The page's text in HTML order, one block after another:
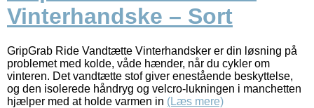
Vinterhandske – Sort
GripGrab Ride Vandtætte Vinterhandsker er din løsning på
problemet med kolde, våde hænder, når du cykler om
vinteren. Det vandtætte stof giver enestående beskyttelse,
og den isolerede håndryg og velcro-lukningen i manchetten
hjælper med at holde varmen in (Læs mere)